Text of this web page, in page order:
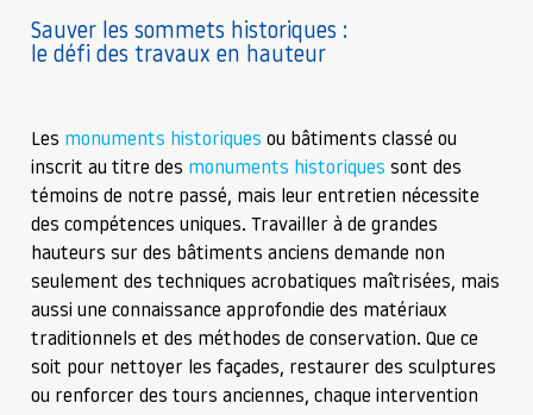
Sauver les sommets historiques :
le défi des travaux en hauteur
Les monuments historiques ou bâtiments classé ou
inscrit au titre des monuments historiques sont des
témoins de notre passé, mais leur entretien nécessite
des compétences uniques. Travailler à de grandes
hauteurs sur des bâtiments anciens demande non
seulement des techniques acrobatiques maîtrisées, mais
aussi une connaissance approfondie des matériaux
traditionnels et des méthodes de conservation. Que ce
soit pour nettoyer les façades, restaurer des sculptures
ou renforcer des tours anciennes, chaque intervention